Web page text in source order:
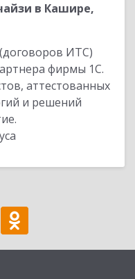
в Кашире,
ИТС)
фирмы 1С.
аттестованных
и решений